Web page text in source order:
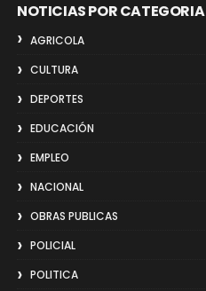
NOTICIAS POR CATEGORIA
AGRICOLA
CULTURA
DEPORTES
EDUCACIÓN
EMPLEO
NACIONAL
OBRAS PUBLICAS
POLICIAL
POLITICA